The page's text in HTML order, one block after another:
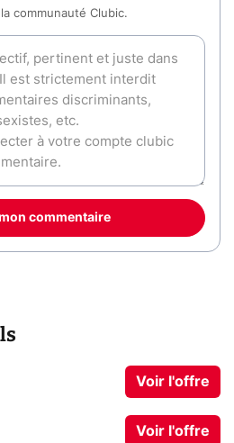
communauté Clubic.
commentaire
Voir l'offre
Voir l'offre